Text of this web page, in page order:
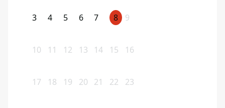
3 4 5 6 7 8 9
10 11 12 13 14 15 16
17 18 19 20 21 22 23